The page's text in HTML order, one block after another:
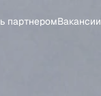
партнеромВакансии